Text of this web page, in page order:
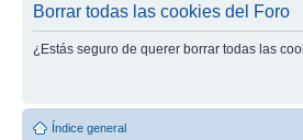
Borrar todas las cookies del Foro
¿Estás seguro de querer borrar todas las
Índice general